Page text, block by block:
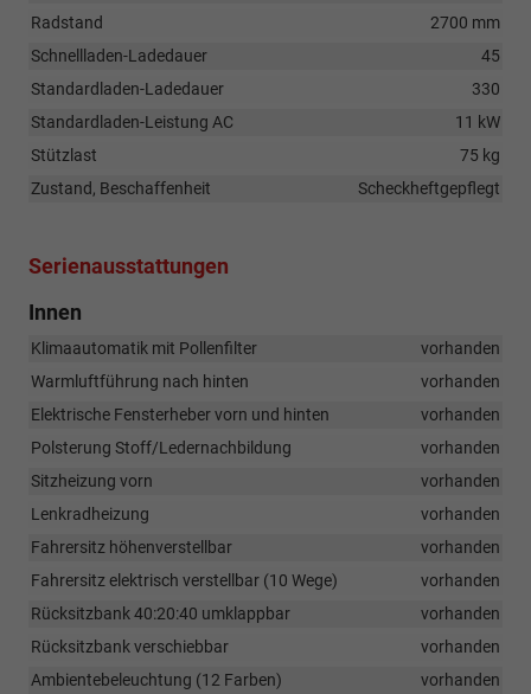
Radstand
2700 mm
Schnellladen-Ladedauer
45
Standardladen-Ladedauer
330
Standardladen-Leistung AC
11 kW
Stützlast
75 kg
Zustand, Beschaffenheit
Scheckheftgepflegt
Serienausstattungen
Innen
Klimaautomatik mit Pollenfilter
vorhanden
Warmluftführung nach hinten
vorhanden
Elektrische Fensterheber vorn und hinten
vorhanden
Polsterung Stoff/Ledernachbildung
vorhanden
Sitzheizung vorn
vorhanden
Lenkradheizung
vorhanden
Fahrersitz höhenverstellbar
vorhanden
Fahrersitz elektrisch verstellbar (10 Wege)
vorhanden
Rücksitzbank 40:20:40 umklappbar
vorhanden
Rücksitzbank verschiebbar
vorhanden
Ambientebeleuchtung (12 Farben)
vorhanden